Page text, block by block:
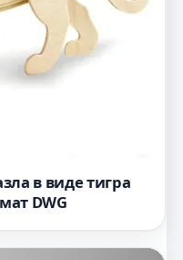
в виде тигра
DWG